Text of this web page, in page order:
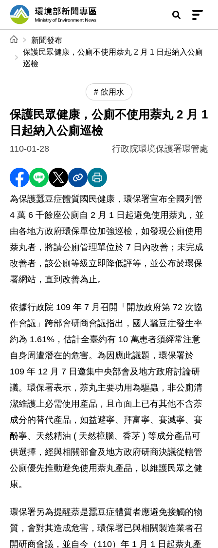
前往中央內容區塊
環境部新聞專區
新聞發布
保護民眾健康，公廁不使用萘丸 2 月 1 日起納入公廁
巡檢
飲用水
保護民眾健康，公廁不使用萘丸 2 月 1
日起納入公廁巡檢
110-01-28 行政院環境保護署環管處
分享至 Facebook
分享到 LINE
分享到 X分享內容連結
列印本頁
為保護蠶豆症體質國民健康，環保署宣布全國列管
4 萬 6 千餘座公廁自 2 月 1 日起避免使用萘丸，並
由各地方政府環保單位加強巡檢，如發現公廁使用
萘丸者，將請公廁管理單位於 7 日內改善；未完成
改善者，該公廁等級立即降低評等，並公布於環保
署網站，直到改善為止。
依據行政院 109 年 7 月召開「開放政府第 72 次協
作會議」跨部會研商會議指出，國人蠶豆症發生率
約為 1.61%，估計全臺約有 10 萬患者須經常注意
自身周遭潛在的危害。為因應此議題，環保署於
109 年 12 月 7 日邀集中央部會及地方政府討論研
議。環保署表示，萘丸主要功用為驅蟲，非公廁清
潔維護上必需使用產品，且市面上已有其他不含萘
成分的替代產品，如益避寧、拜富寧、賽滅寧、賽
酚寧、天然精油 ( 天然樟腦、香茅 ) 等成分產品可
供選擇，經與相關部會及地方政府研商決議從轄管
公廁優先推動避免使用萘丸產品，以維護民眾之健
康。
環保署另為提醒萘是蠶豆症體質者應避免接觸的物
質，會對其造成危害，環保署已與相關製造業者召
開研商會議，並自今（110）年 1 月 1 日起萘丸產